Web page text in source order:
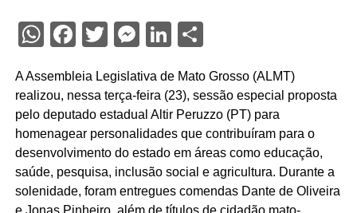
WhatsApp
Facebook
Twitter
Messenger
LinkedIn
Share
A Assembleia Legislativa de Mato Grosso (ALMT)
realizou, nessa terça-feira (23), sessão especial proposta
pelo deputado estadual Altir Peruzzo (PT) para
homenagear personalidades que contribuíram para o
desenvolvimento do estado em áreas como educação,
saúde, pesquisa, inclusão social e agricultura. Durante a
solenidade, foram entregues comendas Dante de Oliveira
e Jonas Pinheiro, além de títulos de cidadão mato-